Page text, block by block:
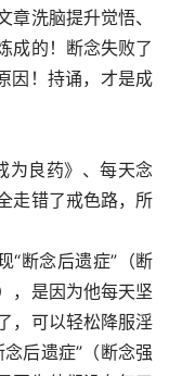
洗脑提升觉悟、
成的！断念失败了
因！持诵，才是成
为良药》、每天念
走错了戒色路，所
“断念后遗症”（断
，是因为他每天坚
，可以轻松降服淫
后遗症”（断念强